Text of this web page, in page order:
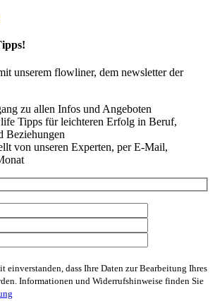
unserem flowliner, dem newsletter der
zu allen Infos und Angeboten
Tipps für leichteren Erfolg in Beruf,
Beziehungen
von unseren Experten, per E-Mail,
einverstanden, dass Ihre Daten zur Bearbeitung Ihres
Informationen und Widerrufshinweise finden Sie